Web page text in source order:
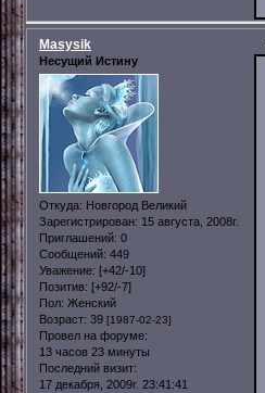
Masysik
Несущий Истину
Откуда: Новгород Великий
Зарегистрирован: 15 августа, 2008г.
Приглашений: 0
Сообщений: 449
Уважение: [+42/-10]
Позитив: [+92/-7]
Пол: Женский
Возраст: 39 [1987-02-23]
Провел на форуме:
13 часов 23 минуты
Последний визит:
17 декабря, 2009г. 23:41:41